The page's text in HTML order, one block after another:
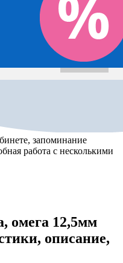
запоминание
работа с несколькими
омега 12,5мм
описание,